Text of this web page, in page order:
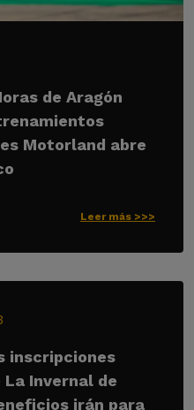
de Aragón
Motorland abre
Leer más >>>
inscripciones
La Invernal de
irán para